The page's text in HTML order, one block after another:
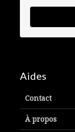
Aides
Contact
À propos